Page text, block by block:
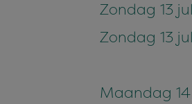
Zondag 13
Zondag 13
Maandag